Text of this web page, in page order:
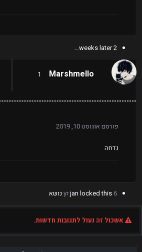
2 weeks later...
Marshmello
1
פורסם אוגוסט 10, 2019
נדחה
6 yr
jan locked this נושא
אשכול זה נעול לתגובות חדשות.